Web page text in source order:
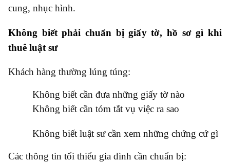
cung, nhục hình.
Không biết phải chuẩn bị giấy tờ, hồ sơ gì khi
thuê luật sư
Khách hàng thường lúng túng:
Không biết cần đưa những giấy tờ nào
Không biết cần tóm tắt vụ việc ra sao
Không biết luật sư cần xem những chứng cứ gì
Các thông tin tối thiểu gia đình cần chuẩn bị: